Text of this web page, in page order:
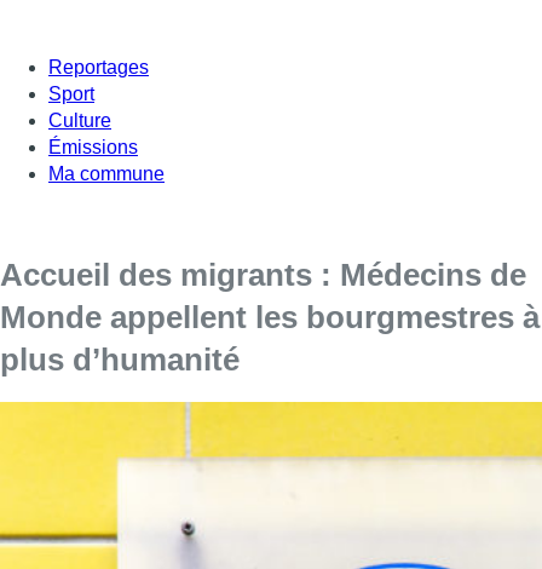
Reportages
Sport
Culture
Émissions
Ma commune
Accueil des migrants : Médecins de
Monde appellent les bourgmestres à
plus d’humanité